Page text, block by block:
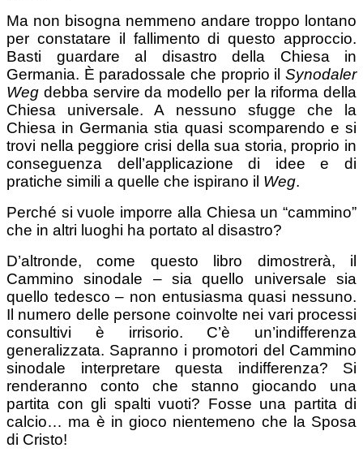
Ma non bisogna nemmeno andare troppo lontano
per constatare il fallimento di questo approccio.
Basti guardare al disastro della Chiesa in
Germania. È paradossale che proprio il Synodaler
Weg debba servire da modello per la riforma della
Chiesa universale. A nessuno sfugge che la
Chiesa in Germania stia quasi scomparendo e si
trovi nella peggiore crisi della sua storia, proprio in
conseguenza dell’applicazione di idee e di
pratiche simili a quelle che ispirano il Weg.
Perché si vuole imporre alla Chiesa un “cammino”
che in altri luoghi ha portato al disastro?
D’altronde, come questo libro dimostrerà, il
Cammino sinodale – sia quello universale sia
quello tedesco – non entusiasma quasi nessuno.
Il numero delle persone coinvolte nei vari processi
consultivi è irrisorio. C’è un’indifferenza
generalizzata. Sapranno i promotori del Cammino
sinodale interpretare questa indifferenza? Si
renderanno conto che stanno giocando una
partita con gli spalti vuoti? Fosse una partita di
calcio… ma è in gioco nientemeno che la Sposa
di Cristo!